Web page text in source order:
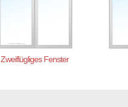
Zweiflügliges Fenster